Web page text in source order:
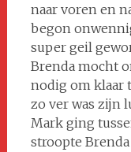
naar voren en
begon
super geil
Brenda mocht
nodig om klaar
zo ver was zijn
Mark ging
stroopte